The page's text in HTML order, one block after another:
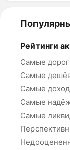
Рейтинги
Самые
Самые
Самые
Самые
Самые